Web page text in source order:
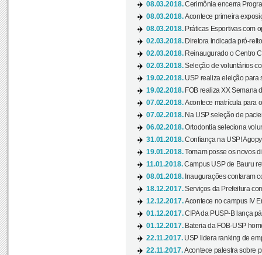
08.03.2018.Cerimônia encerra
08.03.2018.Acontece primeira
08.03.2018. Práticas Esportivas com
02.03.2018. Diretora indicada pró-
02.03.2018. Reinaugurado o Centro
02.03.2018.Seleção de voluntários
19.02.2018. USP realiza eleição para
19.02.2018. FOB realiza XX Semana
07.02.2018.Acontece matrícula para
07.02.2018. Na USP seleção de
06.02.2018.Ortodontia seleciona
31.01.2018.Confiança na USP!
19.01.2018.Tomam posse os novos
11.01.2018.Campus USP de Bauru
08.01.2018. Inaugurações contaram
18.12.2017.Serviços da Prefeitura
12.12.2017.Acontece no campus IV
01.12.2017.CIPA da PUSP-B lança
01.12.2017. Bateria da FOB-USP
22.11.2017. USP lidera ranking de
22.11.2017.Acontece palestra sobre